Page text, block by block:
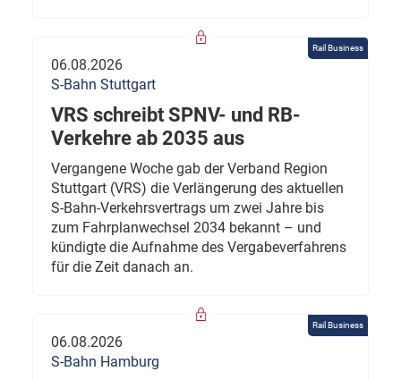
Rail Business
06.08.2026
S-Bahn Stuttgart
VRS schreibt SPNV- und RB-
Verkehre ab 2035 aus
Vergangene Woche gab der Verband Region
Stuttgart (VRS) die Verlängerung des aktuellen
S-Bahn-Verkehrsvertrags um zwei Jahre bis
zum Fahrplanwechsel 2034 bekannt – und
kündigte die Aufnahme des Vergabeverfahrens
für die Zeit danach an.
Rail Business
06.08.2026
S-Bahn Hamburg